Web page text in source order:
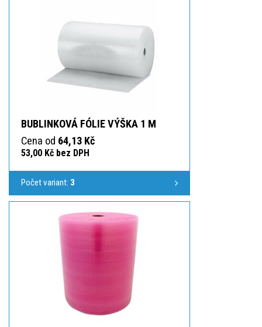
BUBLINKOVÁ FÓLIE VÝŠKA 1 M
Cena od 64,13 Kč
53,00 Kč bez DPH
Počet variant: 3